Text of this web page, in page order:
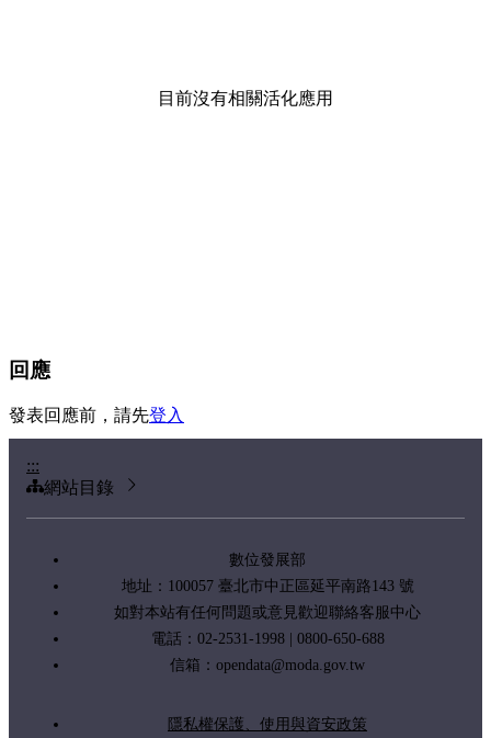
目前沒有相關活化應用
回應
發表回應前，請先登入
:::
網站目錄
數位發展部
地址：100057 臺北市中正區延平南路143 號
如對本站有任何問題或意見歡迎聯絡客服中心
電話：02-2531-1998 | 0800-650-688
信箱： opendata@moda.gov.tw
隱私權保護、使用與資安政策